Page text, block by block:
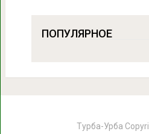
ПОПУЛЯРНОЕ
Турба-Урба